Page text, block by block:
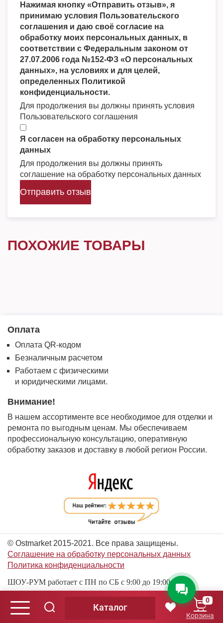
Нажимая кнопку «Отправить отзыв», я
принимаю условия Пользовательского
соглашения и даю своё согласие на
обработку моих персональных данных, в
соответствии с Федеральным законом от
27.07.2006 года №152-ФЗ «О персональных
данных», на условиях и для целей,
определенных Политикой
конфиденциальности.
Для продолжения вы должны принять условия
Пользовательского соглашения
Я согласен на обработку персональных
данных
Для продолжения вы должны принять
соглашение на обработку персональных данных
Отправить отзыв
ПОХОЖИЕ ТОВАРЫ
Оплата
Оплата QR-кодом
Безналичным расчетом
Работаем с физическими
и юридическими лицами.
Внимание!
В нашем ассортименте все необходимое для отделки и
ремонта по выгодным ценам. Мы обеспечиваем
профессиональную консультацию, оперативную
обработку заказов и доставку в любой регион России.
© Ostmarket 2015-2021. Все права защищены.
Соглашение на обработку персональных данных
Политика конфиденциальности
ШОУ-РУМ работает с ПН по СБ с 9:00 до 19:00
© Ostmarket 2015-2026. Все права защищены.
Каталог
0
Корзина